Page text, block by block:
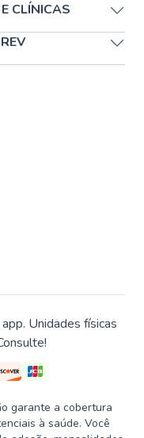
CLÍNICAS
Unidades físicas
garante a cobertura
à saúde. Você